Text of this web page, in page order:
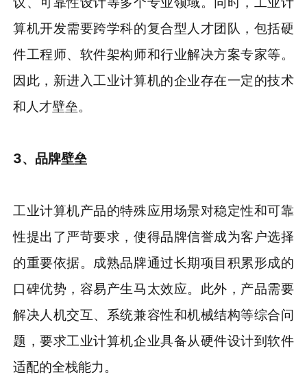
算机开发需要跨学科的复合型人才团队，包括硬
件工程师、软件架构师和行业解决方案专家等。
因此，新进入工业计算机的企业存在一定的技术
和人才壁垒。
3、 品牌壁垒
工业计算机产品的特殊应用场景对稳定性和可靠
性提出了严苛要求，使得品牌信誉成为客户选择
的重要依据。成熟品牌通过长期项目积累形成的
口碑优势，容易产生马太效应。此外，产品需要
解决人机交互、系统兼容性和机械结构等综合问
题，要求工业计算机企业具备从硬件设计到软件
适配的全栈能力。